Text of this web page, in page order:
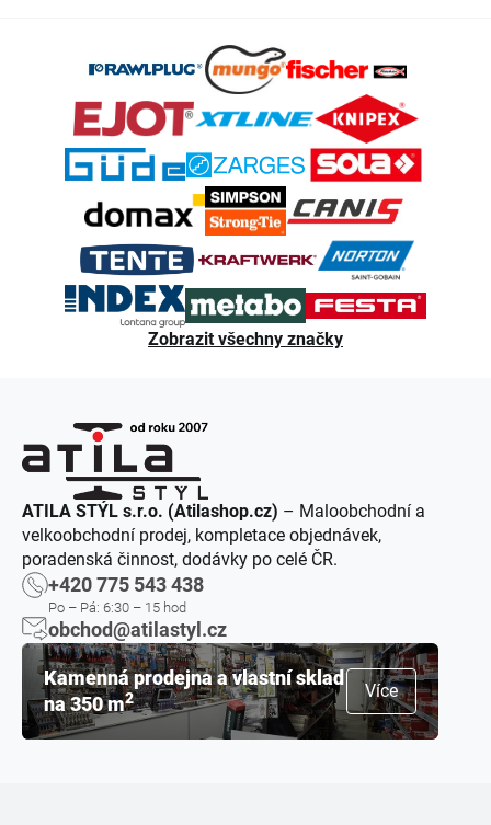
Zobrazit všechny značky
ATILA STÝL s.r.o. (Atilashop.cz) – Maloobchodní a
velkoobchodní prodej, kompletace objednávek,
poradenská činnost, dodávky po celé ČR.
+420 775 543 438
Po – Pá: 6:30 – 15 hod
obchod@atilastyl.cz
Kamenná prodejna a vlastní sklad
na 350 m2 Více